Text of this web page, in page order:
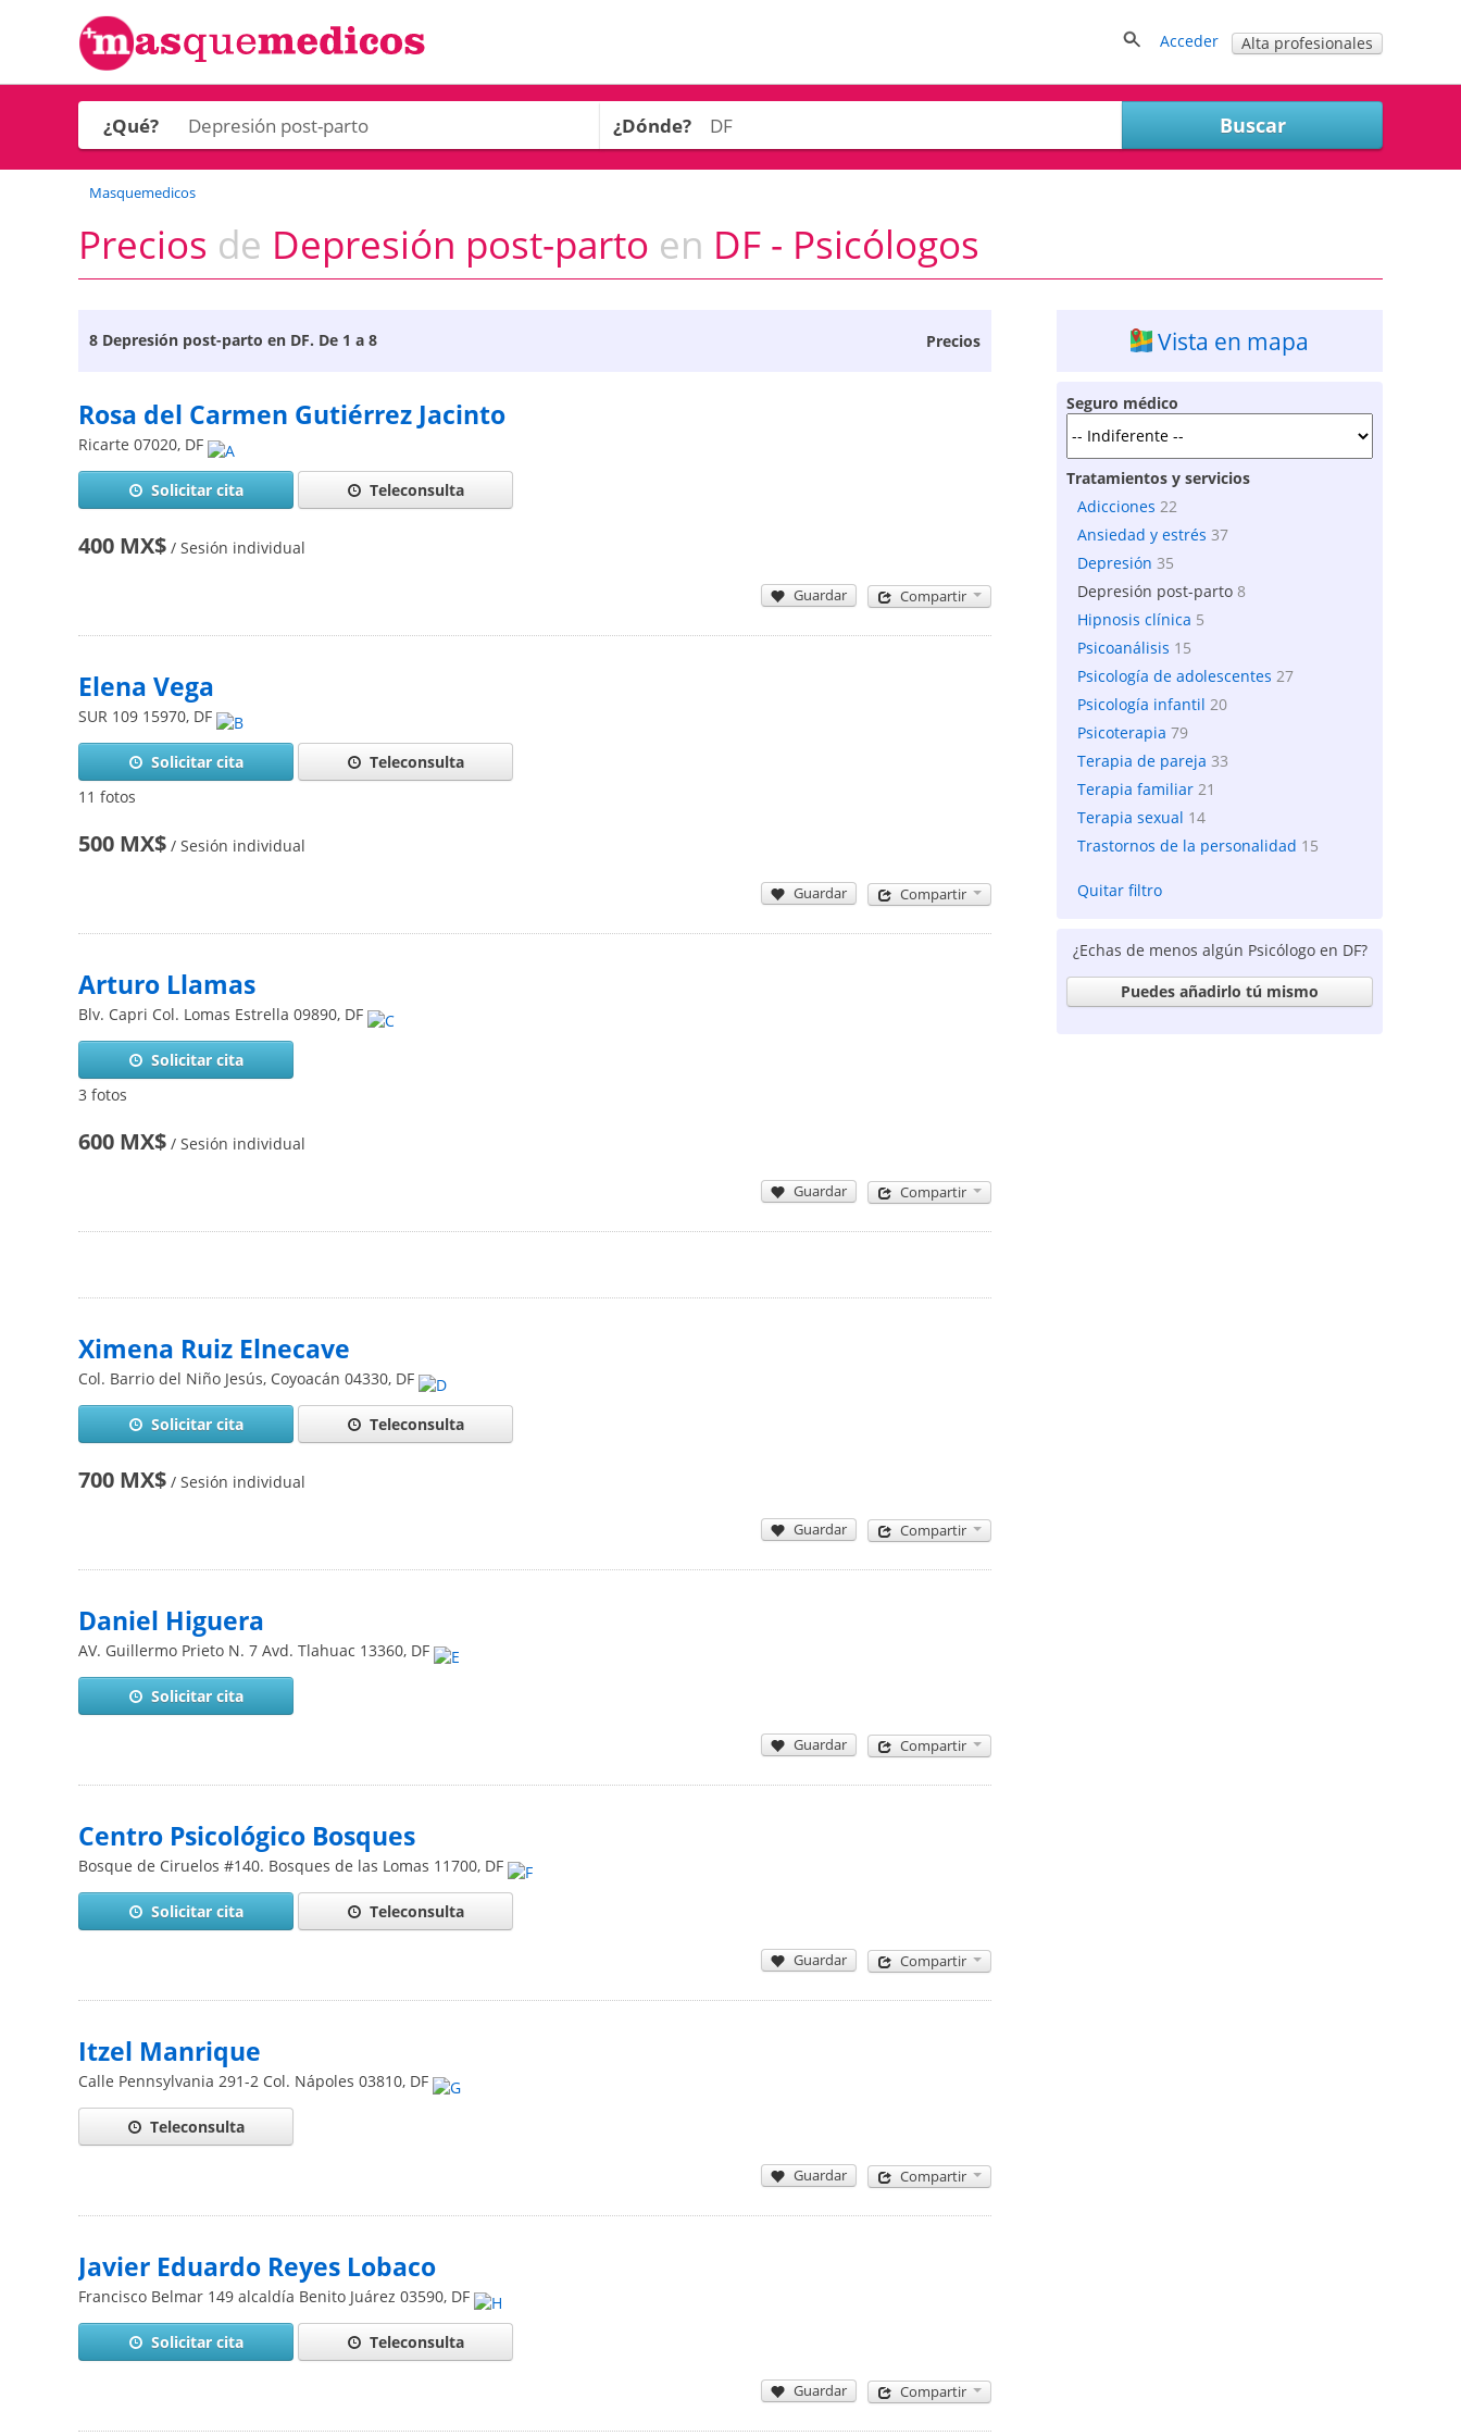
Acceder Alta profesionales
¿Qué? ¿Dónde?
Masquemedicos
Precios de Depresión post-parto en DF - Psicólogos
Precios
8 Depresión post-parto en DF. De 1 a 8
Rosa del Carmen Gutiérrez Jacinto
Ricarte 07020, DF
Solicitar cita Teleconsulta
400 MX$ / Sesión individual
Guardar Compartir
Elena Vega
SUR 109 15970, DF
Solicitar cita
Teleconsulta
11 fotos
500 MX$ / Sesión individual
Guardar Compartir
Arturo Llamas
Blv. Capri Col. Lomas Estrella 09890, DF
Solicitar cita
3 fotos
600 MX$ / Sesión individual
Guardar Compartir
Ximena Ruiz Elnecave
Col. Barrio del Niño Jesús, Coyoacán 04330, DF
Solicitar cita Teleconsulta
700 MX$ / Sesión individual
Guardar Compartir
Daniel Higuera
AV. Guillermo Prieto N. 7 Avd. Tlahuac 13360, DF
Solicitar cita
Guardar Compartir
Centro Psicológico Bosques
Bosque de Ciruelos #140. Bosques de las Lomas 11700, DF
Solicitar cita Teleconsulta
Guardar Compartir
Itzel Manrique
Calle Pennsylvania 291-2 Col. Nápoles 03810, DF
Teleconsulta
Guardar Compartir
Javier Eduardo Reyes Lobaco
Francisco Belmar 149 alcaldía Benito Juárez 03590, DF
Solicitar cita Teleconsulta
Guardar Compartir
Vista en mapa
Seguro médico
Tratamientos y servicios
Adicciones 22
Ansiedad y estrés 37
Depresión 35
Depresión post-parto 8
Hipnosis clínica 5
Psicoanálisis 15
Psicología de adolescentes 27
Psicología infantil 20
Psicoterapia 79
Terapia de pareja 33
Terapia familiar 21
Terapia sexual 14
Trastornos de la personalidad 15
Quitar filtro
¿Echas de menos algún Psicólogo en DF?
Puedes añadirlo tú mismo